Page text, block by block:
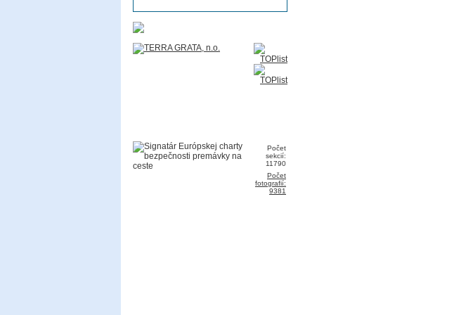
Počet
sekcií:
11790
Počet
fotografií:
9381